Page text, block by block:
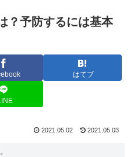
？予防するには基本
はてブ
2021.05.02 2021.05.03